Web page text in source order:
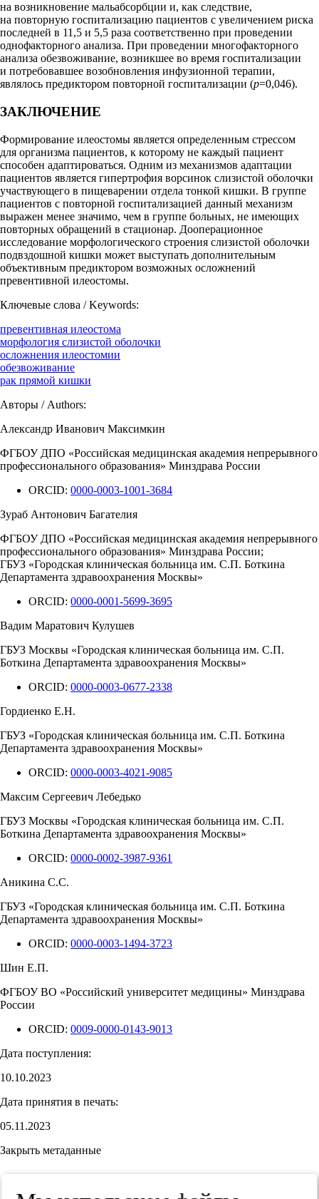
на возникновение мальабсорбции и, как следствие,
на повторную госпитализацию пациентов с увеличением риска
последней в 11,5 и 5,5 раза соответственно при проведении
однофакторного анализа. При проведении многофакторного
анализа обезвоживание, возникшее во время госпитализации
и потребовавшее возобновления инфузионной терапии,
являлось предиктором повторной госпитализации (p=0,046).
ЗАКЛЮЧЕНИЕ
Формирование илеостомы является определенным стрессом
для организма пациентов, к которому не каждый пациент
способен адаптироваться. Одним из механизмов адаптации
пациентов является гипертрофия ворсинок слизистой оболочки
участвующего в пищеварении отдела тонкой кишки. В группе
пациентов с повторной госпитализацией данный механизм
выражен менее значимо, чем в группе больных, не имеющих
повторных обращений в стационар. Дооперационное
исследование морфологического строения слизистой оболочки
подвздошной кишки может выступать дополнительным
объективным предиктором возможных осложнений
превентивной илеостомы.
Ключевые слова / Keywords:
превентивная илеостома
морфология слизистой оболочки
осложнения илеостомии
обезвоживание
рак прямой кишки
Авторы / Authors:
Александр Иванович Максимкин
ФГБОУ ДПО «Российская медицинская академия непрерывного
профессионального образования» Минздрава России
ORCID: 0000-0003-1001-3684
Зураб Антонович Багателия
ФГБОУ ДПО «Российская медицинская академия непрерывного
профессионального образования» Минздрава России;
ГБУЗ «Городская клиническая больница им. С.П. Боткина
Департамента здравоохранения Москвы»
ORCID: 0000-0001-5699-3695
Вадим Маратович Кулушев
ГБУЗ Москвы «Городская клиническая больница им. С.П.
Боткина Департамента здравоохранения Москвы»
ORCID: 0000-0003-0677-2338
Гордиенко Е.Н.
ГБУЗ «Городская клиническая больница им. С.П. Боткина
Департамента здравоохранения Москвы»
ORCID: 0000-0003-4021-9085
Максим Сергеевич Лебедько
ГБУЗ Москвы «Городская клиническая больница им. С.П.
Боткина Департамента здравоохранения Москвы»
ORCID: 0000-0002-3987-9361
Аникина С.С.
ГБУЗ «Городская клиническая больница им. С.П. Боткина
Департамента здравоохранения Москвы»
ORCID: 0000-0003-1494-3723
Шин Е.П.
ФГБОУ ВО «Российский университет медицины» Минздрава
России
ORCID: 0009-0000-0143-9013
Дата поступления:
10.10.2023
Дата принятия в печать:
05.11.2023
Закрыть метаданные